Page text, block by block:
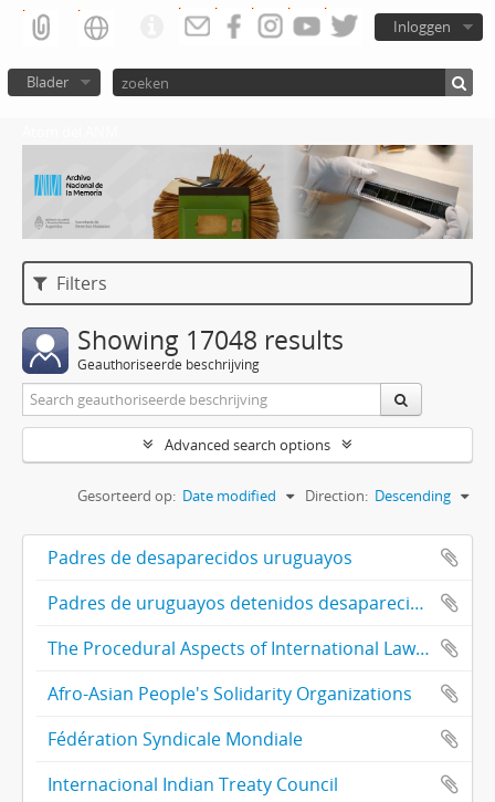
Inloggen
Blader
Filters
Showing 17048 results
Geauthoriseerde beschrijving
Advanced search options
Gesorteerd op: Date modified Direction: Descending
Padres de desaparecidos uruguayos
Padres de uruguayos detenidos desaparecidos en Argentina
The Procedural Aspects of International Law Institute/ International Human Rights Law Group
Afro-Asian People's Solidarity Organizations
Fédération Syndicale Mondiale
Internacional Indian Treaty Council